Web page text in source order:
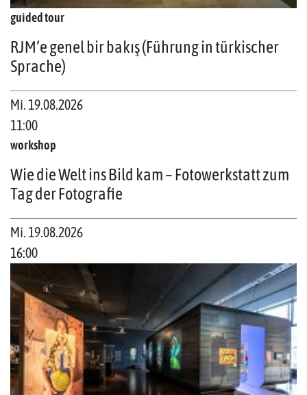
guided tour
RJM’e genel bir bakış (Führung in türkischer
Sprache)
Mi. 19.08.2026
11:00
workshop
Wie die Welt ins Bild kam – Fotowerkstatt zum
Tag der Fotografie
Mi. 19.08.2026
16:00